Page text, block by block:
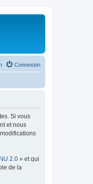
Connexion
Si vous
et nous
2.0 » et qui
de la